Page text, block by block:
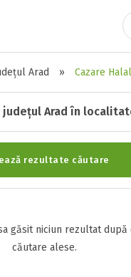
Arad » Cazare
Arad în
rezultate căutare
găsit niciun rezultat
căutare alese.